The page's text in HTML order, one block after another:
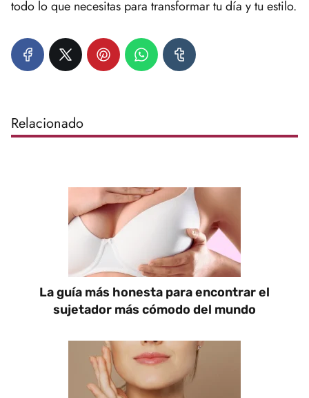
todo lo que necesitas para transformar tu día y tu estilo.
Relacionado
La guía más honesta para encontrar el
sujetador más cómodo del mundo